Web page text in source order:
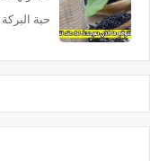
حبة البركة